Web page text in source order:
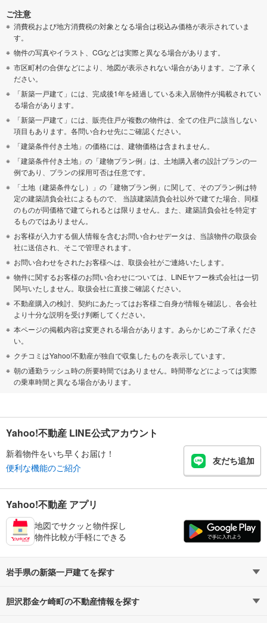
ご注意
消費税および地方消費税の対象となる場合は税込み価格が表示されていま
す。
物件の写真やイラスト、CGなどは実際と異なる場合があります。
市区町村の合併などにより、地図が表示されない場合があります。ご了承く
ださい。
「新築一戸建て」には、完成後1年を経過している未入居物件が掲載されてい
る場合があります。
「新築一戸建て」には、販売住戸が複数の物件は、全ての住戸に該当しない
項目もあります。各問い合わせ先にご確認ください。
「建築条件付き土地」の価格には、建物価格は含まれません。
「建築条件付き土地」の「建物プラン例」は、土地購入者の設計プランの一
例であり、プランの採用可否は任意です。
「土地（建築条件なし）」の「建物プラン例」に関して、そのプラン例は特
定の建築請負会社によるもので、 当該建築請負会社以外で建てた場合、同様
のものが同価格で建てられるとは限りません。また、建築請負会社を特定す
るものではありません。
お客様が入力する個人情報を含むお問い合わせデータは、当該物件の取扱会
社に送信され、そこで管理されます。
お問い合わせをされたお客様へは、取扱会社がご連絡いたします。
物件に関するお客様のお問い合わせについては、LINEヤフー株式会社は一切
関与いたしません。取扱会社に直接ご確認ください。
不動産購入の検討、契約にあたってはお客様ご自身が情報を確認し、各会社
より十分な説明を受け判断してください。
本ページの掲載内容は変更される場合があります。あらかじめご了承くださ
い。
クチコミはYahoo!不動産が独自で収集したものを表示しています。
朝の通勤ラッシュ時の所要時間ではありません。時間帯などによっては実際
の乗車時間と異なる場合があります。
Yahoo!不動産 LINE公式アカウント
新着物件をいち早くお届け！
便利な機能のご紹介
友だち追加
Yahoo!不動産 アプリ
地図でサクッと物件探し
物件比較が手軽にできる
岩手県の新築一戸建てを探す
路線・駅から探す
胆沢郡金ケ崎町の不動産情報を探す